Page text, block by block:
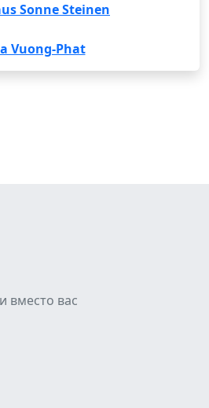
Sonne Steinen
Vuong-Phat
вместо вас